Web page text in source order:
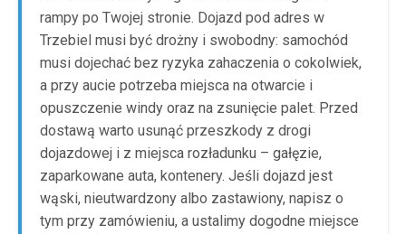
rampy po Twojej stronie. Dojazd pod adres w
Trzebiel musi być drożny i swobodny: samochód
musi dojechać bez ryzyka zahaczenia o cokolwiek,
a przy aucie potrzeba miejsca na otwarcie i
opuszczenie windy oraz na zsunięcie palet. Przed
dostawą warto usunąć przeszkody z drogi
dojazdowej i z miejsca rozładunku – gałęzie,
zaparkowane auta, kontenery. Jeśli dojazd jest
wąski, nieutwardzony albo zastawiony, napisz o
tym przy zamówieniu, a ustalimy dogodne miejsce